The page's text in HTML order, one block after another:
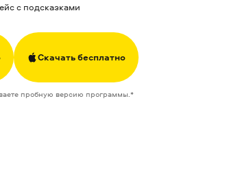
с подсказками
Скачать бесплатно
пробную версию программы.*